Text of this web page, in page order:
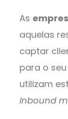
As
aquelas
captar
para o
utilizam
inbound